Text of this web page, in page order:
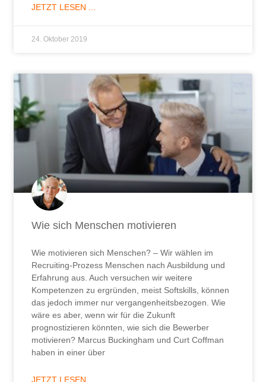
JETZT LESEN ...
24. Oktober 2019
Wie sich Menschen motivieren
Wie motivieren sich Menschen? – Wir wählen im
Recruiting-Prozess Menschen nach Ausbildung und
Erfahrung aus. Auch versuchen wir weitere
Kompetenzen zu ergründen, meist Softskills, können
das jedoch immer nur vergangenheitsbezogen. Wie
wäre es aber, wenn wir für die Zukunft
prognostizieren könnten, wie sich die Bewerber
motivieren? Marcus Buckingham und Curt Coffman
haben in einer über
JETZT LESEN ...